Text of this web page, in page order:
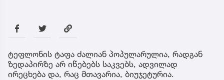
ტეფლონის ტაფა ძალიან პოპულარულია, რადგან
ზედაპირზე არ იწებებს საკვებს, ადვილად
ირეცხება და, რაც მთავარია, ბიუჯეტურია.